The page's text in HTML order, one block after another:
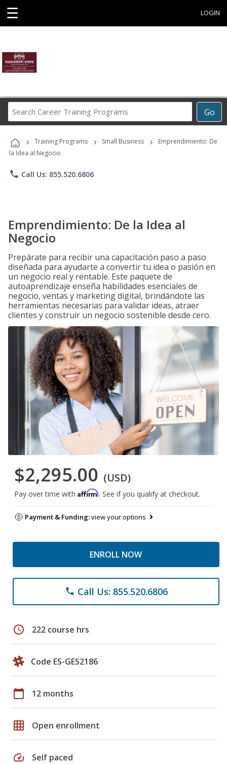
☰ LOGIN
Go
Career
Programs
› Training Programs › Small Business ›
Emprendimiento: De
la Idea al Negocio
phone Call Us: 855.520.6806
Emprendimiento: De la Idea al
Negocio
Prepárate para recibir una capacitación paso a paso
diseñada para ayudarte a convertir tu idea o pasión en
un negocio real y rentable. Este paquete de
autoaprendizaje enseña habilidades esenciales de
negocio, ventas y marketing digital, brindándote las
herramientas necesarias para validar ideas, atraer
clientes y construir un negocio sostenible desde cero.
$2,295.00 (USD)
Pay over time with Affirm. See if you qualify at checkout.
Payment & Funding:view your options
ENROLL NOW
phone Call Us: 855.520.6806
schedule 222 course hrs
Code ES-GES2186
calendar_today 12 months
grid_on Open enrollment
speed Self paced